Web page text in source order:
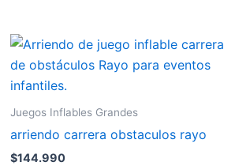
Juegos Inflables Grandes
arriendo carrera obstaculos rayo
$144.990